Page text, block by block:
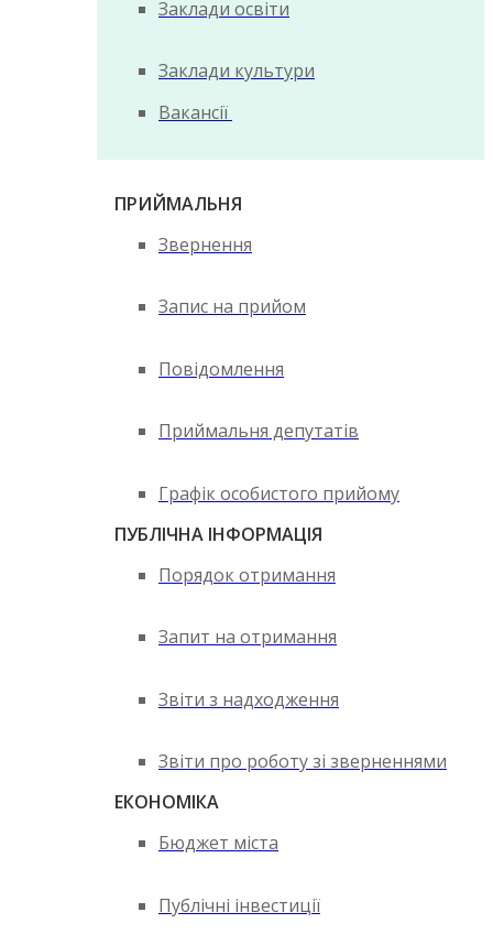
Заклади освіти
Заклади культури
Вакансії
ПРИЙМАЛЬНЯ
Звернення
Запис на прийом
Повідомлення
Приймальня депутатів
Графік особистого прийому
ПУБЛІЧНА ІНФОРМАЦІЯ
Порядок отримання
Запит на отримання
Звіти з надходження
Звіти про роботу зі зверненнями
ЕКОНОМІКА
Бюджет міста
Публічні інвестиції